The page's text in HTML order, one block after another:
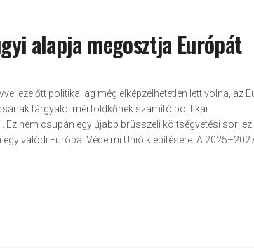
alapja megosztja Európát
ezelőtt politikailag még elképzelhetetlen lett volna, az
tárgyalói mérföldkőnek számító politikai
nem csupán egy újabb brüsszeli költségvetési sor; ez
valódi Európai Védelmi Unió kiépítésére. A